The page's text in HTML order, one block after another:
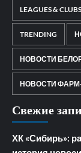
LEAGUES & CLUBS
TRENDING
НОВОСТИ
НОВОСТИ
Свежие
ХК «Сибирь»: